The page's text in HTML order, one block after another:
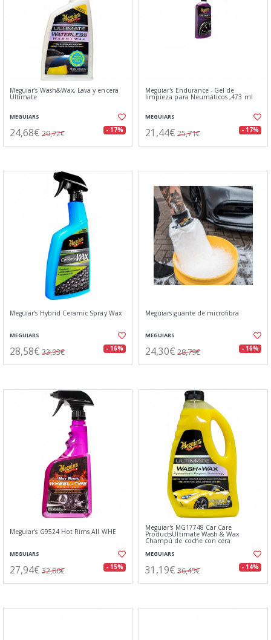
Meguiar's Wash&Wax, Lava y encera
Ultimate
MEGUIARS
24,68€ 29,72€ - 17%
Meguiar's Endurance - Gel de
limpieza para Neumáticos ,473 ml
MEGUIARS
21,44€ 25,71€ - 17%
Meguiar's Hybrid Ceramic Spray Wax
MEGUIARS
28,58€ 33,93€ - 16%
Meguiars guante de microfibra
MEGUIARS
24,30€ 28,79€ - 16%
Meguiar's G9524 Hot Rims All WHE
MEGUIARS
27,94€ 32,86€ - 15%
Meguiar's MG17748 Car Care
ProductsUltimate Wash & Wax
Champú de coche con cera
MEGUIARS
31,19€ 36,45€ - 14%